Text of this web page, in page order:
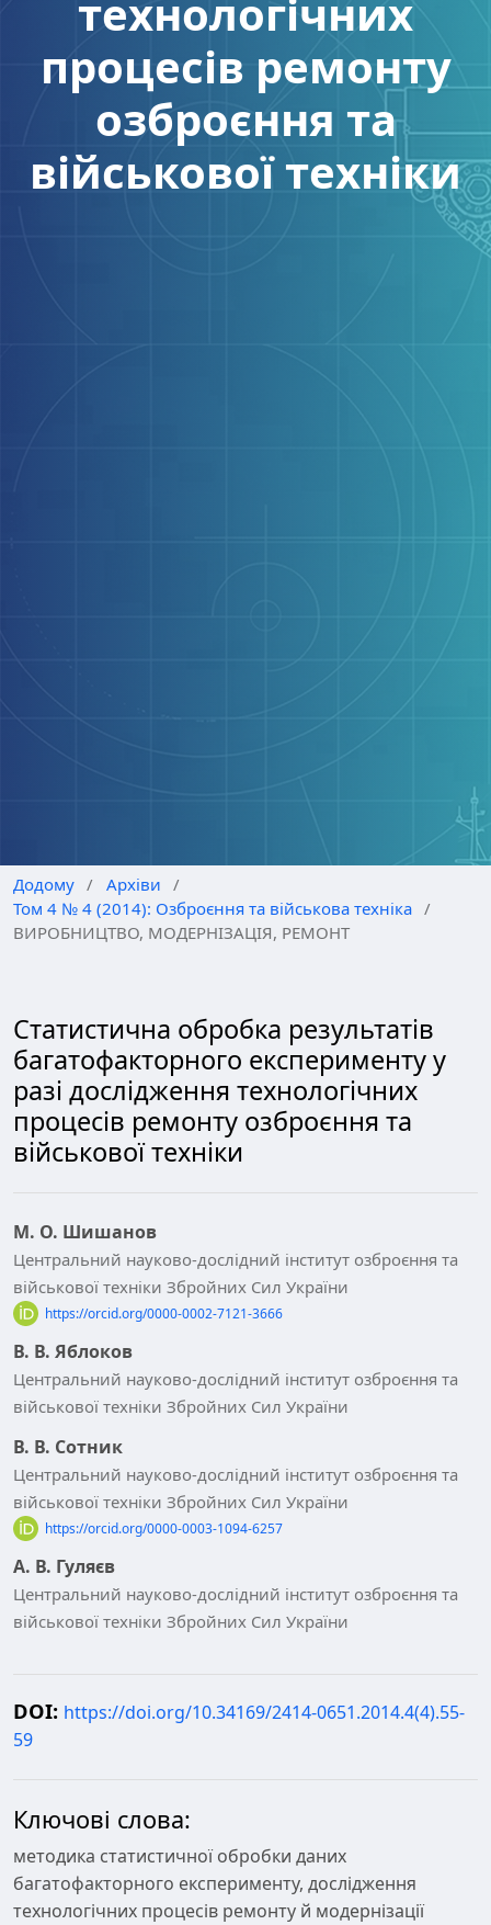
технологічних
процесів ремонту
озброєння та
військової техніки
Додому / Архіви
/
Том 4 № 4 (2014): Озброєння та військова техніка /
ВИРОБНИЦТВО, МОДЕРНІЗАЦІЯ, РЕМОНТ
Статистична обробка результатів
багатофакторного експерименту у
разі дослідження технологічних
процесів ремонту озброєння та
військової техніки
М. О. Шишанов
Центральний науково-дослідний інститут озброєння та
військової техніки Збройних Сил України
https://orcid.org/0000-0002-7121-3666
В. В. Яблоков
Центральний науково-дослідний інститут озброєння та
військової техніки Збройних Сил України
В. В. Сотник
Центральний науково-дослідний інститут озброєння та
військової техніки Збройних Сил України
https://orcid.org/0000-0003-1094-6257
А. В. Гуляєв
Центральний науково-дослідний інститут озброєння та
військової техніки Збройних Сил України
DOI: https://doi.org/10.34169/2414-0651.2014.4(4).55-
59
Ключові слова:
методика статистичної обробки даних
багатофакторного експерименту, дослідження
технологічних процесів ремонту й модернізації